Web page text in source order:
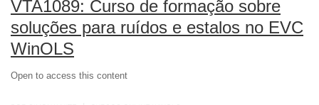
VTA1089: Curso de formação sobre
soluções para ruídos e estalos no EVC
WinOLS
Open to access this content